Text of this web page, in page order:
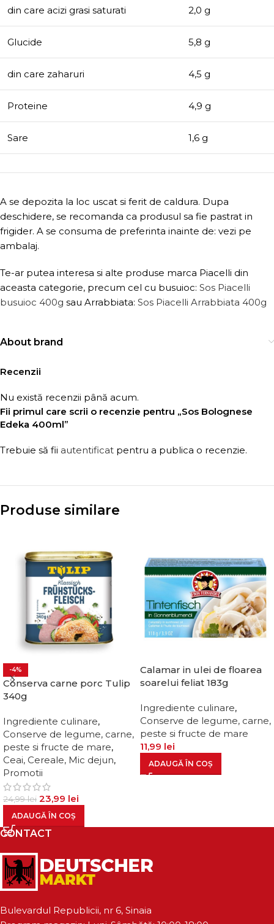
din care acizi grasi saturati 2,0 g
Glucide 5,8 g
din care zaharuri 4,5 g
Proteine 4,9 g
Sare 1,6 g
A se depozita la loc uscat si ferit de caldura. Dupa
deschidere, se recomanda ca produsul sa fie pastrat in
frigider. A se consuma de preferinta inainte de: vezi pe
ambalaj.
Te-ar putea interesa si alte produse marca Piacelli din
aceasta categorie, precum cel cu busuioc: Sos Piacelli
busuioc 400g sau Arrabbiata: Sos Piacelli Arrabbiata 400g
About brand
Recenzii
Nu există recenzii până acum.
Fii primul care scrii o recenzie pentru „Sos Bolognese
Edeka 400ml”
Trebuie să fii autentificat pentru a publica o recenzie.
Produse similare
-4%
Conserva carne porc Tulip
340g
Ingrediente culinare,
Conserve de legume, carne,
peste si fructe de mare,
Ceai, Cereale, Mic dejun,
Promotii
24,99lei 23,99 lei
ADAUGĂ ÎN COȘ
Calamar in ulei de floarea
soarelui feliat 183g
Ingrediente culinare,
Conserve de legume, carne,
peste si fructe de mare
11,99 lei
ADAUGĂ ÎN COȘ
CONTACT
Bulevardul Republicii, nr 6, Sinaia